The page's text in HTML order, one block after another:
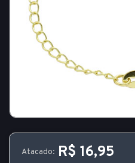
Atacado: R$ 16,95